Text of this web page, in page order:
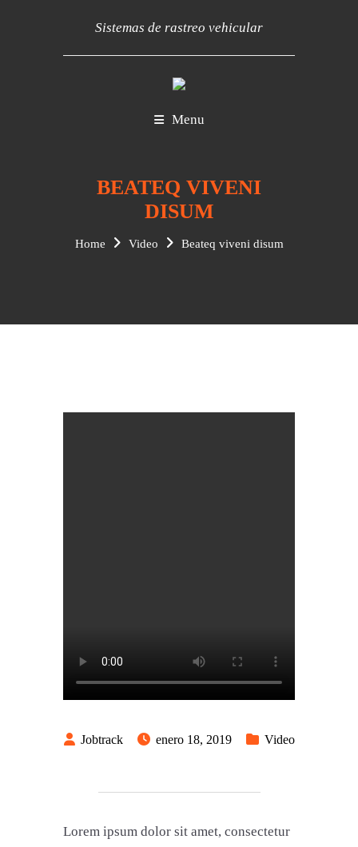
Sistemas de rastreo vehicular
Menu
BEATEQ VIVENI
DISUM
Home Video Beateq viveni disum
Jobtrack enero 18, 2019 Video
Lorem ipsum dolor sit amet, consectetur